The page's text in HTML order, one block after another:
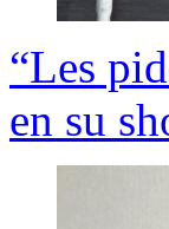
“Les
en su